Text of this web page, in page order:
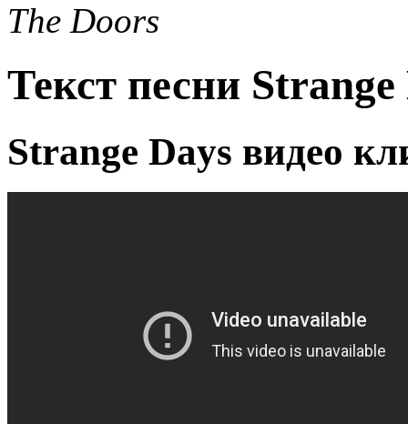
The Doors
Текст песни Strange
Strange Days видео